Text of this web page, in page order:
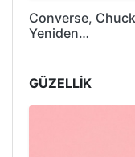
Converse,
Yeniden…
GÜZELLİK